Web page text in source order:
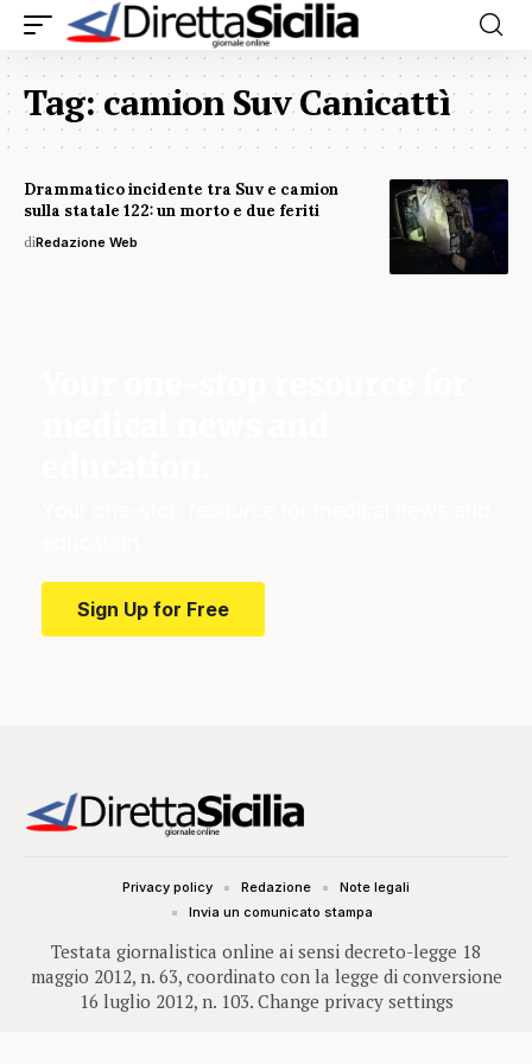
Tag:camion Suv Canicattì
Drammatico incidente tra Suv e camion
sulla statale 122: un morto e due feriti
diRedazione Web
Sign Up for Free
Testata giornalistica online ai sensi decreto-legge 18
maggio 2012, n. 63, coordinato con la legge di conversione
16 luglio 2012, n. 103. Change privacy settings
Privacy policy Redazione
Note legali
Invia un comunicato stampa